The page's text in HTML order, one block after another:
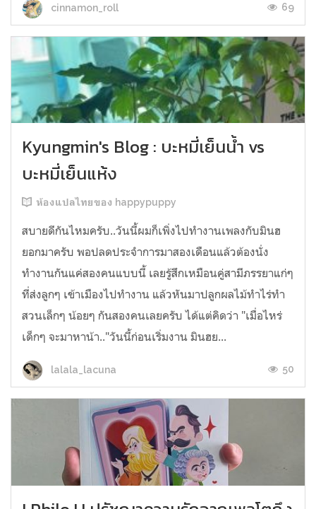
cinnamon_roll 69
Kyungmin's Blog : บะหมี่เย็นน้ำ vs
บะหมี่เย็นแห้ง
ห้องแปลไทยของ happypuppy
สบายดีกันไหมครับ..วันนี้ผมก็เพิ่งไปทำงานเพลงกับมินฮ
ยอกมาครับ พอปลดประจำการมาสองเดือนแล้วต้องนั่ง
ทำงานกันแค่สองคนแบบนี้ เลยรู้สึกเหมือนคู่สามีภรรยาแก่ๆ
ที่ส่งลูกๆ เข้าเมืองไปทำงาน แล้วหันมาปลูกผลไม้ทำไร่ทำ
สวนเล็กๆ น้อยๆ กันสองคนเลยครับ ได้แต่คิดว่า "เมื่อไหร่
เด็กๆ จะมาหาน้า.."วันนี้ก่อนเริ่มงาน มินฮย...
lalala_lacuna 50